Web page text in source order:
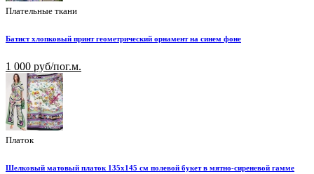
Плательные ткани
Батист хлопковый принт геометрический орнамент на синем фоне
1 000 руб/пог.м.
Платок
Шелковый матовый платок 135х145 см полевой букет в мятно-сиреневой гамме